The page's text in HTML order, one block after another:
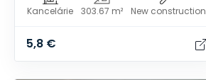
Kancelárie 303.67 m² New construction
5,8 €